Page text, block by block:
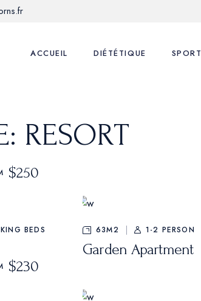
ACCUEIL DIÉTÉTIQUE
FAQ
SPORT
RESORT
$250
KING BEDS 63M2 1-2 PERSON
Garden Apartment
$230